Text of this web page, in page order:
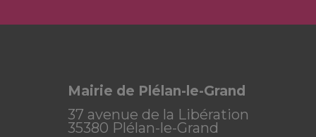
Mairie de Plélan-le-Grand
37 avenue de la Libération
35380 Plélan-le-Grand